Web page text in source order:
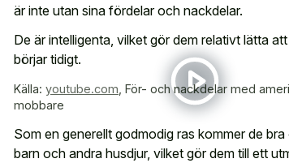
är inte utan sina fördelar och nackdelar.
De är intelligenta, vilket gör dem relativt lätta
börjar tidigt.
Källa: youtube.com För- och nackdelar med
mobbare
Som en generellt godmodig ras kommer de
barn och andra husdjur, vilket gör dem till ett